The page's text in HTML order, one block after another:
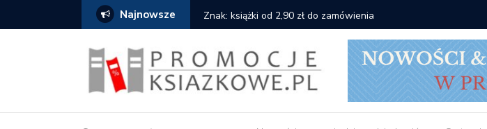
Najnowsze Znak: książki od 2,90 zł do zamówienia